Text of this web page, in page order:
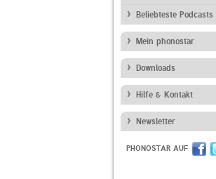
Beliebteste Podcasts
Mein phonostar
Downloads
Hilfe & Kontakt
Newsletter
PHONOSTAR AUF